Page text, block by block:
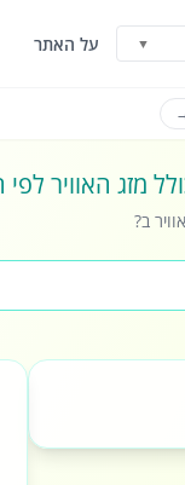
▼ על האתר
מזג האוויר
ב?